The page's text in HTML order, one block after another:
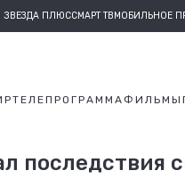
ЗВЕЗДА ПЛЮССМАРТ ТВМОБИЛЬНОЕ
ТЕЛЕПРОГРАММАФИЛЬМЫ
последствия